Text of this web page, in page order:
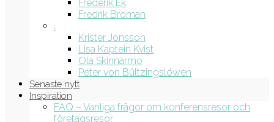
Frederik Ek
Fredrik Broman
.
Krister Jonsson
Lisa Kaptein Kvist
Ola Skinnarmo
Peter von Bültzingslöwen
Senaste nytt
Inspiration
FAQ – Vanliga frågor om konferensresor och
företagsresor